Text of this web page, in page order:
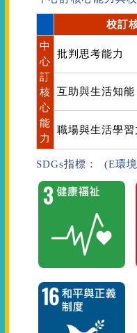
校訂
中
心
訂
核
心
能
力
批判思考能力
互助與生活知能
職場與生活學習
SDGs指標： (E環